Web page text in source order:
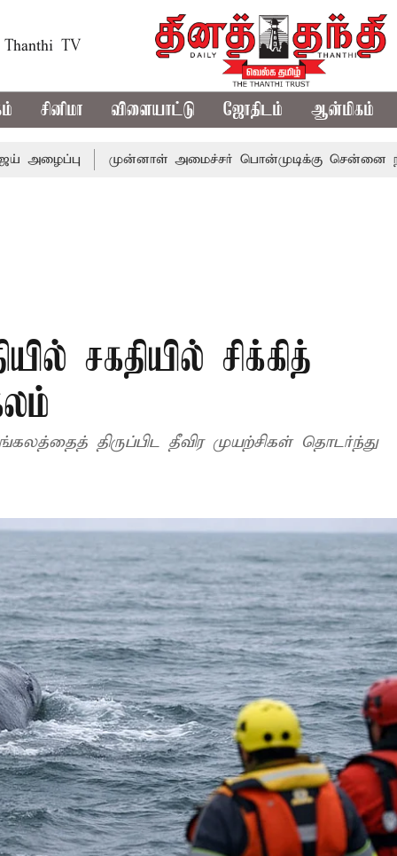
Thanthi TV
சினிமா விளையாட்டு ஜோதிடம் ஆன்மிகம்
முன்னாள் அமைச்சர் பொன்முடிக்கு சென்னை நீதிமன்றம்
சகதியில் சிக்கித்
திருப்பிட தீவிர முயற்சிகள் தொடர்ந்து